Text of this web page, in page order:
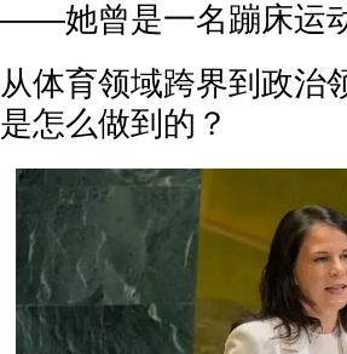
——她曾是一名蹦床运动
从体育领域跨界到政治
是怎么做到的？